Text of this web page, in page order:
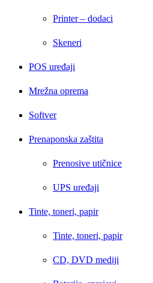
Printer – dodaci
Skeneri
POS uređaji
Mrežna oprema
Softver
Prenaponska zaštita
Prenosive utičnice
UPS uređaji
Tinte, toneri, papir
Tinte, toneri, papir
CD, DVD mediji